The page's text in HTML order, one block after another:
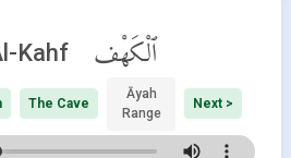
Kahf ٱلْكَهْف
The Cave
Āyah
Range
Next >